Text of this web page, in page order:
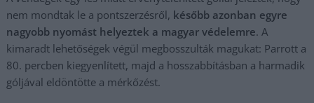
nem mondtak le a pontszerzésről, később azonban egyre
nagyobb nyomást helyeztek a magyar védelemre. A
kimaradt lehetőségek végül megbosszulták magukat: Parrott a
80. percben kiegyenlített, majd a hosszabbításban a harmadik
góljával eldöntötte a mérkőzést.